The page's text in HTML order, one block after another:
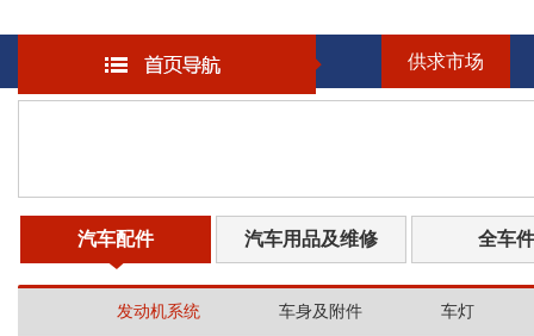
供求市场
汽车配件 汽车用品及维修 全车件
发动机系统 车身及附件 车灯